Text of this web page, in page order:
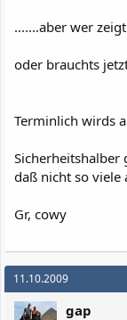
.......aber wer
oder brauchts
Terminlich wirds
Sicherheitshalber
daß nicht so viele
Gr, cowy
11.10.2009
gap